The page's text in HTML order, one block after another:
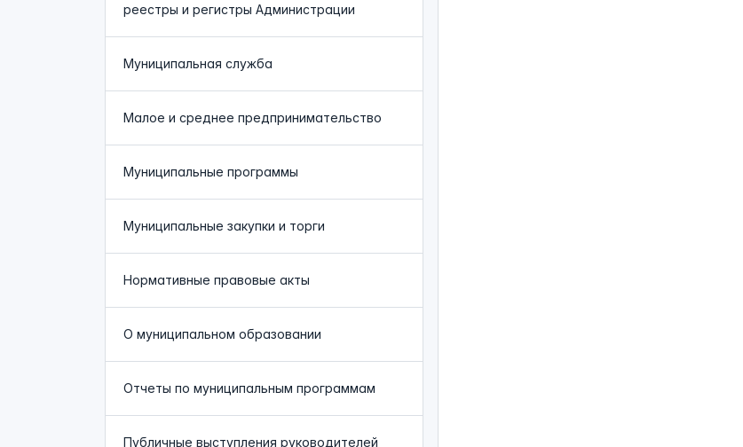
реестры и регистры Администрации
Муниципальная служба
Малое и среднее предпринимательство
Муниципальные программы
Муниципальные закупки и торги
Нормативные правовые акты
О муниципальном образовании
Отчеты по муниципальным программам
Публичные выступления руководителей